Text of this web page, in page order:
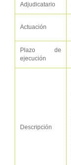
Adjudicatario
Actuación
Plazo de
ejecución
Descripción